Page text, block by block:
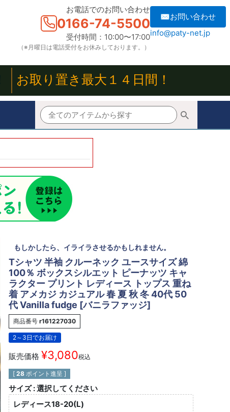
お電話でのお問い合わせ
0166-74-5500
受付時間：10:00〜17:00
（※月曜日は電話受付をお休みしております。）
✉お問い合わせ
info@paty-net.jp
お取り置き最大１４日間！
もしかしたら、イライラさせるかもしれません。
Tシャツ 半袖 クルーネック ユースサイズ 綿
100％ ボックスシルエット ピーナッツ キャ
ラクター プリント レディース トップス 重ね
着 アメカジ カジュアル 春 夏 秋 冬 40代 50
代 Vanilla fudge [バニラファッジ]
商品番号 r161227030
2～3日でお届け
販売価格 ¥3,080税込
[ 28 ポイント進呈 ]
サイズ 選択してください
レディース18-20(L)